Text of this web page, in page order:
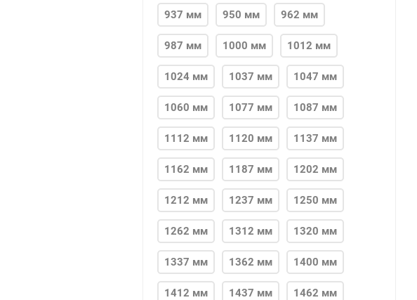
937 мм 950 мм 962 мм
987 мм 1000 мм 1012 мм
1024 мм 1037 мм 1047 мм
1060 мм 1077 мм 1087 мм
1112 мм 1120 мм 1137 мм
1162 мм 1187 мм 1202 мм
1212 мм 1237 мм 1250 мм
1262 мм 1312 мм 1320 мм
1337 мм 1362 мм 1400 мм
1412 мм 1437 мм 1462 мм